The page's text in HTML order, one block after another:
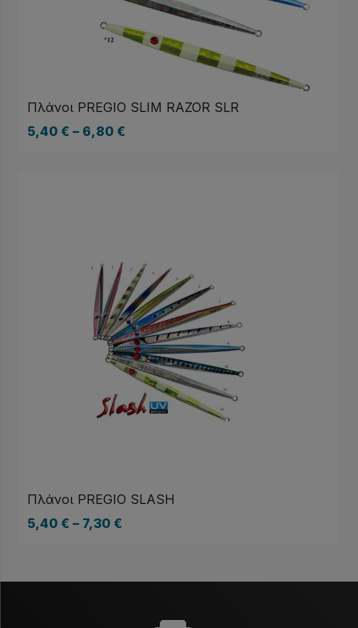
Πλάνοι PREGIO SLIM RAZOR SLR
5,40 € – 6,80 €
Πλάνοι PREGIO SLASH
5,40 € – 7,30 €